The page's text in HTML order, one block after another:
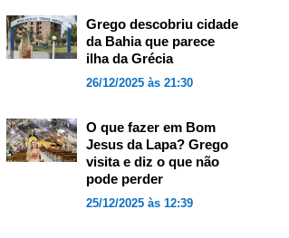
Grego descobriu cidade
da Bahia que parece
ilha da Grécia
26/12/2025 às 21:30
O que fazer em Bom
Jesus da Lapa? Grego
visita e diz o que não
pode perder
25/12/2025 às 12:39